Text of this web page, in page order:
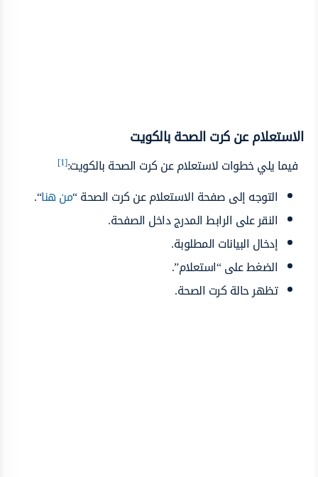
الاستعلام عن كرت الصحة بالكويت
فيما يلي خطوات لاستعلام عن كرت الصحة بالكويت:[1]
التوجه إلى صفحة الاستعلام عن كرت الصحة “من هنا“.
النقر على الرابط المدرج داخل الصفحة.
إدخال البيانات المطلوبة.
الضغط على “استعلام”.
تظهر حالة كرت الصحة.